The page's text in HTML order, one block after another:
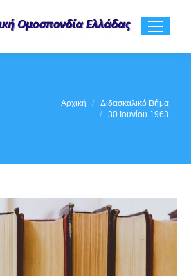
Αρχική
Διδασκαλικό Βήμα
30 Ιουνίου 1963